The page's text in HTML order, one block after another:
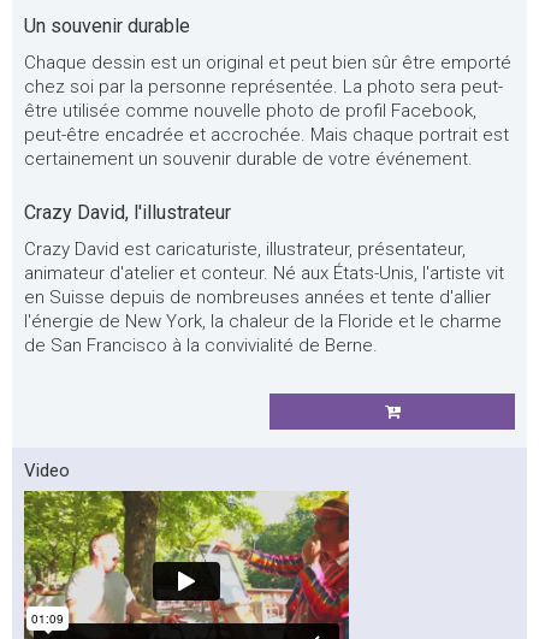
Un souvenir durable
Chaque dessin est un original et peut bien sûr être emporté
chez soi par la personne représentée. La photo sera peut-
être utilisée comme nouvelle photo de profil Facebook,
peut-être encadrée et accrochée. Mais chaque portrait est
certainement un souvenir durable de votre événement.
Crazy David, l'illustrateur
Crazy David est caricaturiste, illustrateur, présentateur,
animateur d'atelier et conteur. Né aux États-Unis, l'artiste vit
en Suisse depuis de nombreuses années et tente d'allier
l'énergie de New York, la chaleur de la Floride et le charme
de San Francisco à la convivialité de Berne.
Video